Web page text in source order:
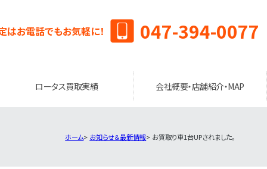
はお電話でもお気軽に！ 047-394-0077
ロータス買取実績 会社概要・店舗紹介・MAP
ホーム お知らせ＆最新情報 お買取り車1台UPされました。